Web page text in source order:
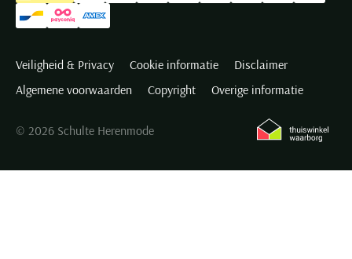
Veiligheid & Privacy Cookie informatie
Disclaimer
Algemene voorwaarden
Copyright Overige informatie
© 2026 Schulte Herenmode